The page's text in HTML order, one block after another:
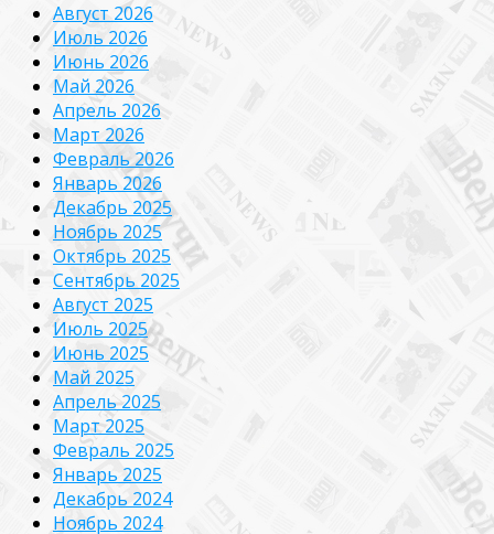
Август 2026
Июль 2026
Июнь 2026
Май 2026
Апрель 2026
Март 2026
Февраль 2026
Январь 2026
Декабрь 2025
Ноябрь 2025
Октябрь 2025
Сентябрь 2025
Август 2025
Июль 2025
Июнь 2025
Май 2025
Апрель 2025
Март 2025
Февраль 2025
Январь 2025
Декабрь 2024
Ноябрь 2024